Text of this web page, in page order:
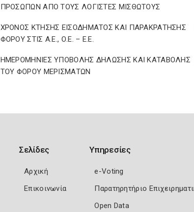
ΠΡΟΣΩΠΩΝ ΑΠΟ ΤΟΥΣ ΛΟΓΙΣΤΕΣ ΜΙΣΘΩΤΟΥΣ
ΧΡΟΝΟΣ ΚΤΗΣΗΣ ΕΙΣΟΔΗΜΑΤΟΣ ΚΑΙ ΠΑΡΑΚΡΑΤΗΣΗΣ
ΦΟΡΟΥ ΣΤΙΣ Α.Ε., Ο.Ε. – Ε.Ε.
ΗΜΕΡΟΜΗΝΙΕΣ ΥΠΟΒΟΛΗΣ ΔΗΛΩΣΗΣ ΚΑΙ ΚΑΤΑΒΟΛΗΣ
ΤΟΥ ΦΟΡΟΥ ΜΕΡΙΣΜΑΤΩΝ
Σελίδες
Αρχική
Επικοινωνία
Υπηρεσίες
e-Voting
Παρατηρητήριο
Open Data